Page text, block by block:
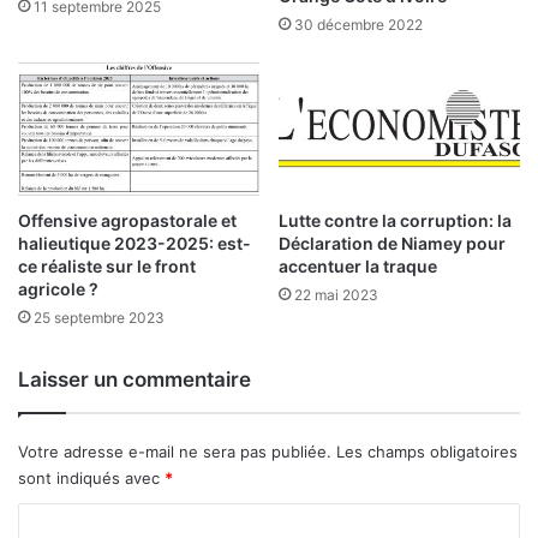
é
c
o
n
o
m
i
q
u
e
s
e
11 septembre 2025
30 décembre 2022
Offensive agropastorale et
halieutique 2023-2025: est-
ce réaliste sur le front
agricole ?
25 septembre 2023
Lutte contre la corruption: la
Déclaration de Niamey pour
accentuer la traque
22 mai 2023
Laisser un commentaire
Votre adresse e-mail ne sera pas publiée. Les champs obligatoires
sont indiqués avec *